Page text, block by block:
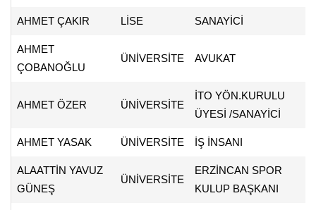
AHMET ÇAKIR LİSE SANAYİCİ
AHMET
ÇOBANOĞLU
ÜNİVERSİTE AVUKAT
AHMET ÖZER ÜNİVERSİTE
İTO YÖN.KURULU
ÜYESİ /SANAYİCİ
AHMET YASAK ÜNİVERSİTE İŞ İNSANI
ALAATTİN YAVUZ
GÜNEŞ
ÜNİVERSİTE
ERZİNCAN SPOR
KULUP BAŞKANI